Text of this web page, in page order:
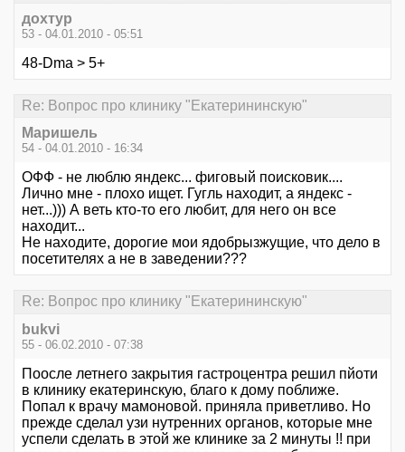
дохтур
53 - 04.01.2010 - 05:51
48-Dma > 5+
Re: Вопрос про клинику "Екатерининскую"
Маришель
54 - 04.01.2010 - 16:34
ОФФ - не люблю яндекс... фиговый поисковик....
Лично мне - плохо ищет. Гугль находит, а яндекс -
нет...))) А веть кто-то его любит, для него он все
находит...
Не находите, дорогие мои ядобрызжущие, что дело в
посетителях а не в заведении???
Re: Вопрос про клинику "Екатерининскую"
bukvi
55 - 06.02.2010 - 07:38
Поосле летнего закрытия гастроцентра решил пйоти
в клинику екатеринскую, благо к дому поближе.
Попал к врачу мамоновой. приняла приветливо. Но
прежде сделал узи нутренних органов, которые мне
успели сделать в этой же клинике за 2 минуты !! при